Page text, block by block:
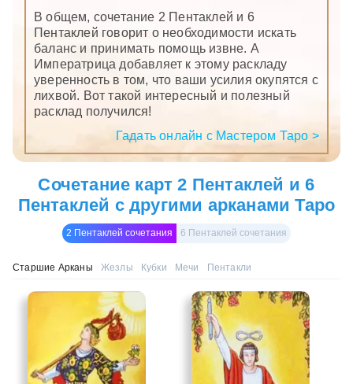
В общем, сочетание 2 Пентаклей и 6
Пентаклей говорит о необходимости искать
баланс и принимать помощь извне. А
Императрица добавляет к этому раскладу
уверенность в том, что ваши усилия окупятся с
лихвой. Вот такой интересный и полезный
расклад получился!
Гадать онлайн с Мастером Таро >
Сочетание карт 2 Пентаклей и 6
Пентаклей с другими арканами Таро
2 Пентаклей сочетания 6 Пентаклей сочетания
Старшие Арканы Жезлы Кубки Мечи Пентакли